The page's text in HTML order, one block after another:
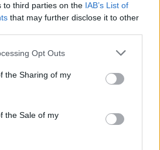
to third parties on the IAB’s List of
that may further disclose it to other
app uses one or more Google
usage behaviour. You may click to
Google and its third-party tags to
specified purposes in below Google
Opt Outs
the Sharing of my
the Sale of my
Barbara Secchia
Elisabeth Heinz Hungerer
D’Amato
Heinz Hungerer
Incendio San Pantaleo 1989
San Pantaleo
Paola Vitelli
Pantaleo